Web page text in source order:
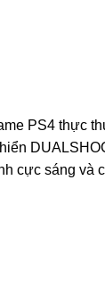
PS4 thực
cực sáng và